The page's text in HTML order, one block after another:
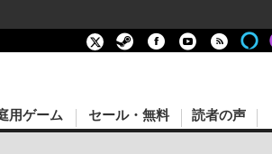
用ゲーム セール・無料 読者の声